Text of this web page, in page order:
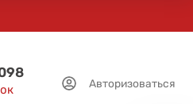
Авторизоваться